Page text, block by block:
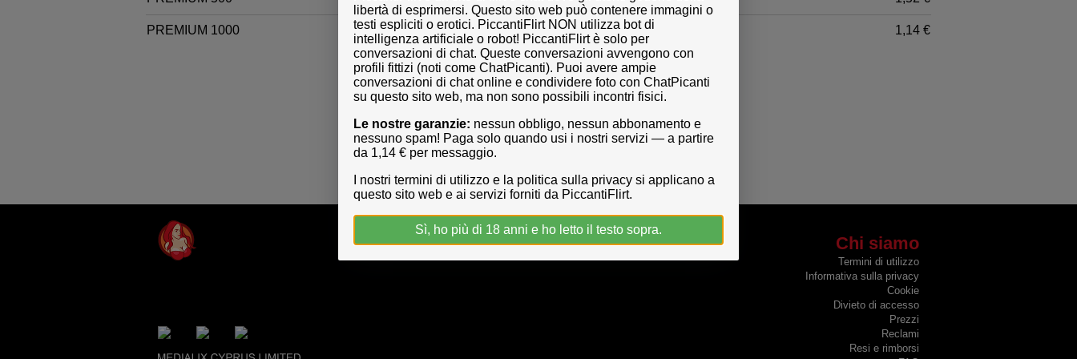
PREMIUM 1000 1.000 114 € 1,14 €
Chi siamo
Termini di utilizzo
Informativa sulla privacy
Cookie
Divieto di accesso
Prezzi
Reclami
Resi e rimborsi
libertà di esprimersi. Questo sito web può contenere immagini o
testi espliciti o erotici. PiccantiFlirt NON utilizza bot di
intelligenza artificiale o robot! PiccantiFlirt è solo per
conversazioni di chat. Queste conversazioni avvengono con
profili fittizi (noti come ChatPicanti). Puoi avere ampie
conversazioni di chat online e condividere foto con ChatPicanti
su questo sito web, ma non sono possibili incontri fisici.
Le nostre garanzie: nessun obbligo, nessun abbonamento e
nessuno spam! Paga solo quando usi i nostri servizi — a partire
da 1,14 € per messaggio.
I nostri termini di utilizzo e la politica sulla privacy si applicano a
questo sito web e ai servizi forniti da PiccantiFlirt.
Sì, ho più di 18 anni e ho letto il testo sopra.